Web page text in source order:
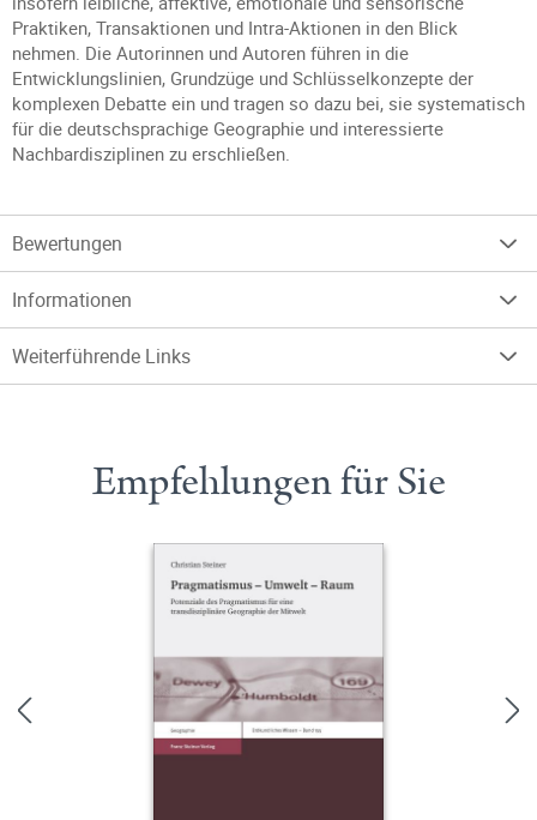
Praktiken, Transaktionen und Intra-Aktionen in den Blick
nehmen. Die Autorinnen und Autoren führen in die
Entwicklungslinien, Grundzüge und Schlüsselkonzepte der
komplexen Debatte ein und tragen so dazu bei, sie systematisch
für die deutschsprachige Geographie und interessierte
Nachbardisziplinen zu erschließen.
Bewertungen
Informationen
Weiterführende Links
Empfehlungen für Sie